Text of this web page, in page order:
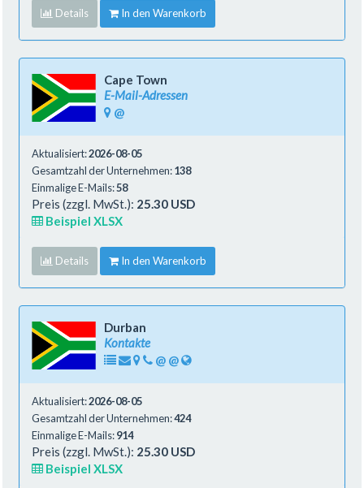
Details In den Warenkorb
Cape Town
E-Mail-Adressen
@
Aktualisiert:2026-08-05
Gesamtzahl der Unternehmen:138
Einmalige E-Mails:58
Preis (zzgl. MwSt.): 25.30 USD
Beispiel XLSX
Details In den Warenkorb
Durban
Kontakte
@ @
Aktualisiert:2026-08-05
Gesamtzahl der Unternehmen:424
Einmalige E-Mails:914
Preis (zzgl. MwSt.): 25.30 USD
Beispiel XLSX